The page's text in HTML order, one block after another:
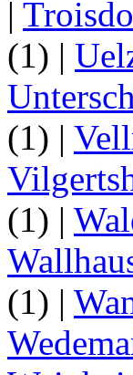
|
(1) |
(1) |
(1) |
(1) |